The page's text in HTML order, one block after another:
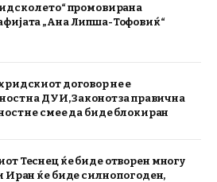
лето“ промовирана
„Ана Липша-Тофовиќ“
договор не е
на ДУИ, Законот за правична
не смее да биде блокиран
Теснец ќе биде отворен многу
Иран ќе биде силно погоден,